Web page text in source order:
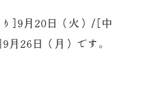
]9月20日（火）/[中
月26日（月）です。